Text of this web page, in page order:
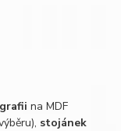
na MDF
stojánek